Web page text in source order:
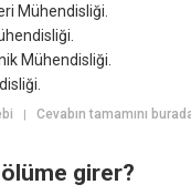
Mühendisliği.
Mühendisliği.
| Cevabın tamamını
girer?